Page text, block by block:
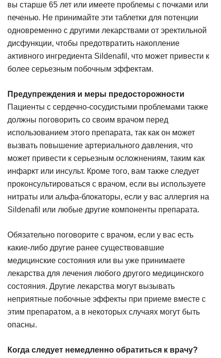
вы старше 65 лет или имеете проблемы с почками или
печенью. Не принимайте эти таблетки для потенции
одновременно с другими лекарствами от эректильной
дисфункции, чтобы предотвратить накопление
активного ингредиента Sildenafil, что может привести к
более серьезным побочным эффектам.
Предупреждения и меры предосторожности
Пациенты с сердечно-сосудистыми проблемами также
должны поговорить со своим врачом перед
использованием этого препарата, так как он может
вызвать повышение артериального давления, что
может привести к серьезным осложнениям, таким как
инфаркт или инсульт. Кроме того, вам также следует
проконсультироваться с врачом, если вы используете
нитраты или альфа-блокаторы, если у вас аллергия на
Sildenafil или любые другие компоненты препарата.
Обязательно поговорите с врачом, если у вас есть
какие-либо другие ранее существовавшие
медицинские состояния или вы уже принимаете
лекарства для лечения любого другого медицинского
состояния. Другие лекарства могут вызывать
неприятные побочные эффекты при приеме вместе с
этим препаратом, а в некоторых случаях могут быть
опасны.
Когда следует немедленно обратиться к врачу?